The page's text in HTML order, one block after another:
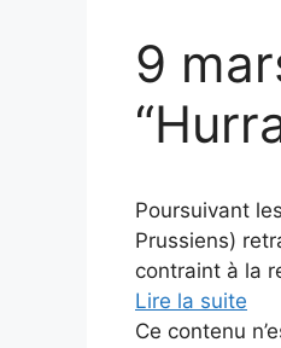
9
Poursuivant
Prussiens)
contraint à la
Lire la suite
Ce contenu